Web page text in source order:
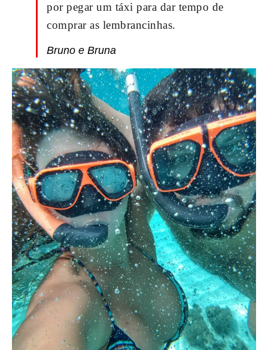
por pegar um táxi para dar tempo de
comprar as lembrancinhas.
Bruno e Bruna